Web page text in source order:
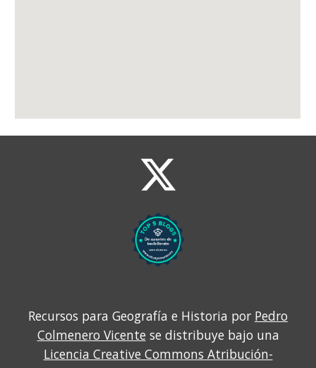
Recursos para Geografía e Historia por Pedro
Colmenero Vicente se distribuye bajo una
Licencia Creative Commons Atribución-